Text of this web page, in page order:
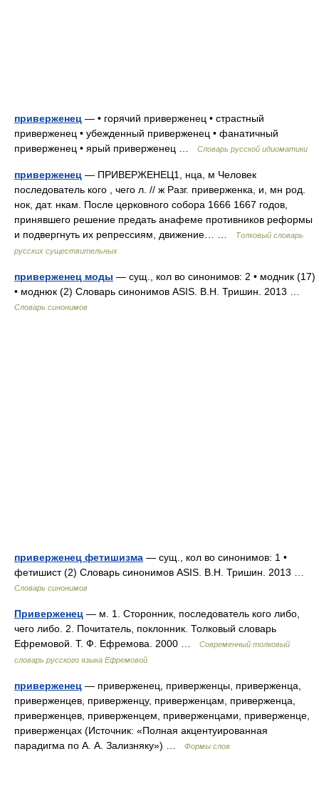
приверженец — • горячий приверженец • страстный
приверженец • убежденный приверженец • фанатичный
приверженец • ярый приверженец …
Словарь русской идиоматики
приверженец — ПРИВЕРЖЕНЕЦ1, нца, м Человек
последователь кого , чего л. // ж Разг. приверженка, и, мн род.
нок, дат. нкам. После церковного собора 1666 1667 годов,
принявшего решение предать анафеме противников реформы
и подвергнуть их репрессиям, движение… …
Толковый словарь
русских существительных
приверженец моды — сущ., кол во синонимов: 2 • модник (17)
• моднюк (2) Словарь синонимов ASIS. В.Н. Тришин. 2013 …
Словарь синонимов
приверженец фетишизма — сущ., кол во синонимов: 1 •
фетишист (2) Словарь синонимов ASIS. В.Н. Тришин. 2013 …
Словарь синонимов
Приверженец — м. 1. Сторонник, последователь кого либо,
чего либо. 2. Почитатель, поклонник. Толковый словарь
Ефремовой. Т. Ф. Ефремова. 2000 …
Современный толковый
словарь русского языка Ефремовой
приверженец — приверженец, приверженцы, приверженца,
приверженцев, приверженцу, приверженцам, приверженца,
приверженцев, приверженцем, приверженцами, приверженце,
приверженцах (Источник: «Полная акцентуированная
парадигма по А. А. Зализняку») …
Формы слов